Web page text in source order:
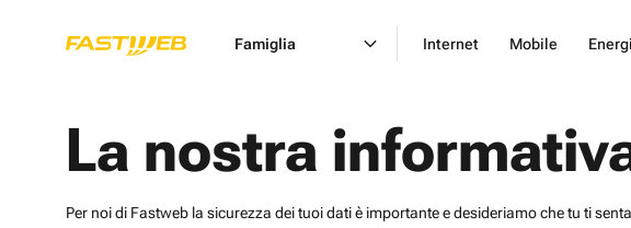
Famiglia Internet Mobile
La nostra
Per noi di Fastweb la sicurezza dei tuoi dati è importante e desideriamo che tu ti